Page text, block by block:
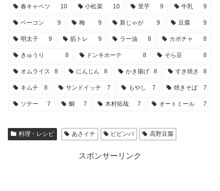
春キャベツ 10 小松菜 10 里芋 9 牛乳 9
ベーコン 9 梅 9 新じゃが 9 豆腐 9
明太子 9 筋トレ 9 ラー油 8 カボチャ 8
きゅうり 8 ドンキホーテ 8 そら豆 8
オムライス 8 にんじん 8 かき揚げ 8 すき焼き 8
キムチ 8 サンドイッチ 7 もやし 7 焼きそば 7
ソテー 7 鯛 7 木村拓哉 7 オートミール 7
料理・レシピ あさイチ ビビンバ 高野豆腐
スポンサーリンク